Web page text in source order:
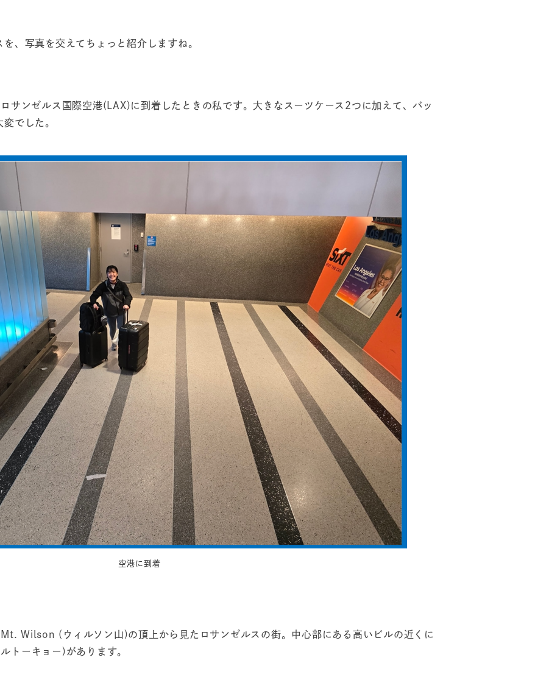
、写真を交えてちょっと紹介しますね。
サンゼルス国際空港(LAX)に到着したときの私です。大きなスーツケース2つに加えて、バッ
でした。
空港に到着
Wilson (ウィルソン山)の頂上から見たロサンゼルスの街。中心部にある高いビルの近くに
トーキョー)があります。